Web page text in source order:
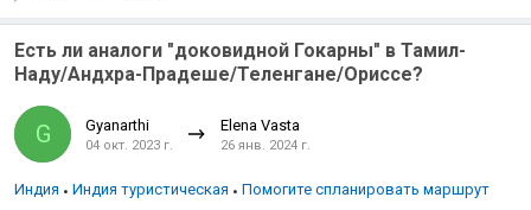
Есть ли аналоги "доковидной Гокарны" в Тамил-
Наду/Андхра-Прадеше/Теленгане/Ориссе?
G Gyanarthi
04 окт. 2023 г.
Elena Vasta
26 янв. 2024 г.
Индия Индия туристическая Помогите спланировать маршрут